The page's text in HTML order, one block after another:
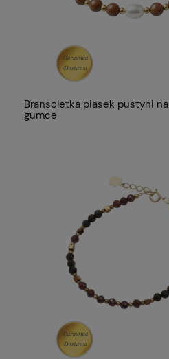
Bransoletka piasek pustyni na
gumce